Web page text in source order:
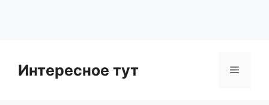
Интересное тут Menu